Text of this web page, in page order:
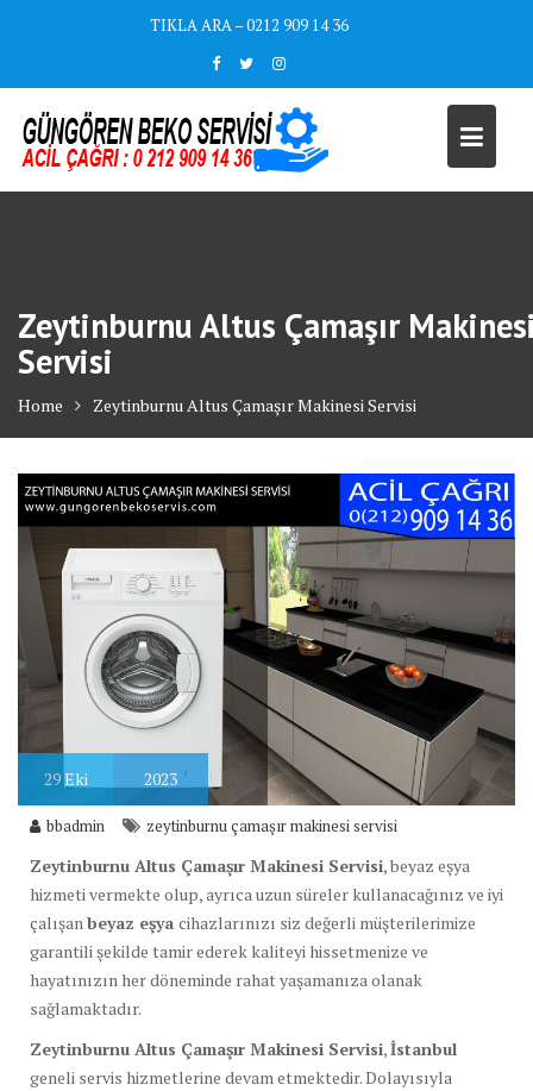
TIKLA ARA – 0212 909 14 36
Zeytinburnu Altus Çamaşır
Servisi
Home Zeytinburnu Altus Çamaşır Makinesi Servisi
29Eki 2023
bbadmin zeytinburnu çamaşır makinesi servisi
Zeytinburnu Altus Çamaşır Makinesi Servisi, beyaz eşya
hizmeti vermekte olup, ayrıca uzun süreler kullanacağınız ve iyi
çalışan beyaz eşya cihazlarınızı siz değerli müşterilerimize
garantili şekilde tamir ederek kaliteyi hissetmenize ve
hayatınızın her döneminde rahat yaşamanıza olanak
sağlamaktadır.
Zeytinburnu Altus Çamaşır Makinesi Servisi,İstanbul
geneli servis hizmetlerine devam etmektedir. Dolayısıyla